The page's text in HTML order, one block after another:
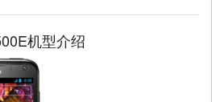
机型介绍